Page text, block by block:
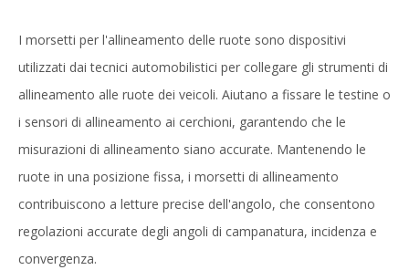
I morsetti per l'allineamento delle ruote sono dispositivi
utilizzati dai tecnici automobilistici per collegare gli strumenti di
allineamento alle ruote dei veicoli. Aiutano a fissare le testine o
i sensori di allineamento ai cerchioni, garantendo che le
misurazioni di allineamento siano accurate. Mantenendo le
ruote in una posizione fissa, i morsetti di allineamento
contribuiscono a letture precise dell'angolo, che consentono
regolazioni accurate degli angoli di campanatura, incidenza e
convergenza.